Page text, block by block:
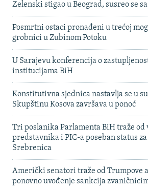
Zelenski stigao u Beograd, susreo se
Posmrtni ostaci pronađeni u trećoj
grobnici u Zubinom Potoku
U Sarajevu konferencija o
institucijama BiH
Konstitutivna sjednica nastavlja se u
Skupštinu Kosova završava u ponoć
Tri poslanika Parlamenta BiH traže od
predstavnika i PIC-a poseban status
Srebrenica
Američki senatori traže od Trumpove
ponovno uvođenje sankcija